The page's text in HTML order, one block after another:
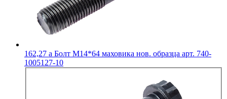
162,27 a Болт М14*64 маховика нов. образца арт. 740-
1005127-10